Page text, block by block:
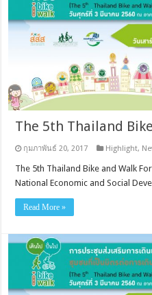
The 5th Thailand
กุมภาพันธ์ 20, 2017 Highlight,
The 5th Thailand Bike and Walk
National Economic and Social
Read More »